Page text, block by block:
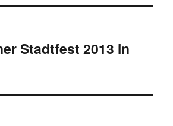
Stadtfest 2013 in